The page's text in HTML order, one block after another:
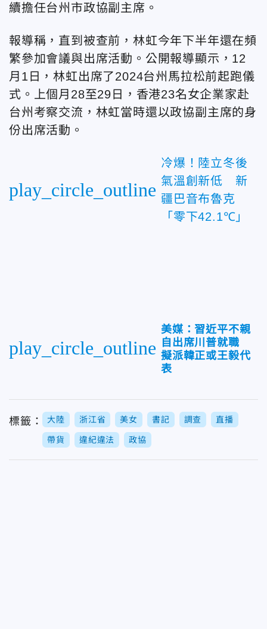
續擔任台州市政協副主席。
報導稱，直到被查前，林虹今年下半年還在頻
繁參加會議與出席活動。公開報導顯示，12
月1日，林虹出席了2024台州馬拉松前起跑儀
式。上個月28至29日，香港23名女企業家赴
台州考察交流，林虹當時還以政協副主席的身
份出席活動。
play_circle_outline
冷爆！陸立冬後
氣溫創新低 新
疆巴音布魯克
「零下42.1℃」
play_circle_outline
美媒：習近平不親
自出席川普就職
擬派韓正或王毅代
表
標籤： 大陸 浙江省 美女 書記 調查 直播
帶貨 違紀違法 政協